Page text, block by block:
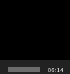
06:14